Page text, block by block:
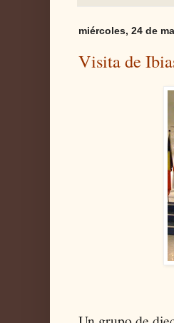
miércoles, 24 de
Visita de